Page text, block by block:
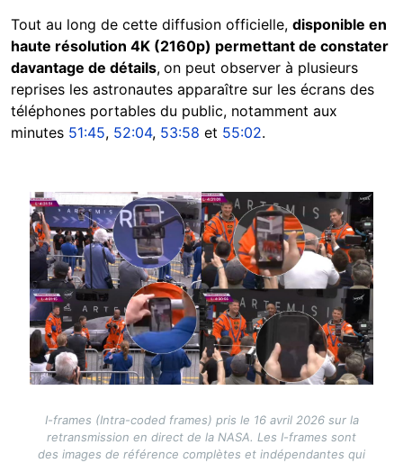
Tout au long de cette diffusion officielle, disponible en
haute résolution 4K (2160p) permettant de constater
davantage de détails, on peut observer à plusieurs
reprises les astronautes apparaître sur les écrans des
téléphones portables du public, notamment aux
minutes 51:45, 52:04, 53:58 et 55:02.
Image
I-frames (Intra-coded frames) pris le 16 avril 2026 sur la
retransmission en direct de la NASA. Les I-frames sont
des images de référence complètes et indépendantes qui